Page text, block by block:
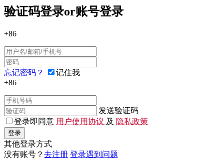
验证码登录or账号登录
+86
忘记密码？
记住我
+86
发送验证码
登录即同意 用户使用协议 及 隐私政策
登录
其他登录方式
没有账号？ 去注册 登录遇到问题